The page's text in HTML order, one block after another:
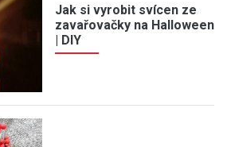
Jak si vyrobit svícen ze
zavařovačky na Halloween
| DIY